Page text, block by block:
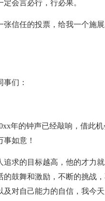
会言必行，行必果。
张信任的投票，给我一个施
们：
年的钟声已经敲响，借此
如意！
求的目标越高，他的才力
鼓舞和激励，不断的挑战
对自己能力的自信，我今